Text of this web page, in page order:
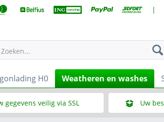
|
Zoeken...
H0 Weatheren en washes
gegevens veilig via SSL Uw